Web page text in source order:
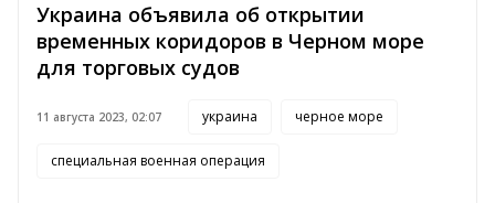
Украина объявила об открытии
временных коридоров в Черном море
для торговых судов
11 августа 2023, 02:07 украина черное море
специальная военная операция